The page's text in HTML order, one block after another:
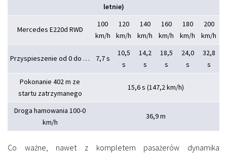
letnie)
Mercedes E220d RWD
100
km/h
120
km/h
140
km/h
160
km/h
180
km/h
200
km/h
Przyspieszenie od 0 do … 7,7 s
10,5
s
14,2
s
18,5
s
24,0
s
32,8
s
Pokonanie 402 m ze
startu zatrzymanego
15,6 s (147,2 km/h)
Droga hamowania 100-0
km/h
36,9 m
Co ważne, nawet z kompletem pasażerów dynamika